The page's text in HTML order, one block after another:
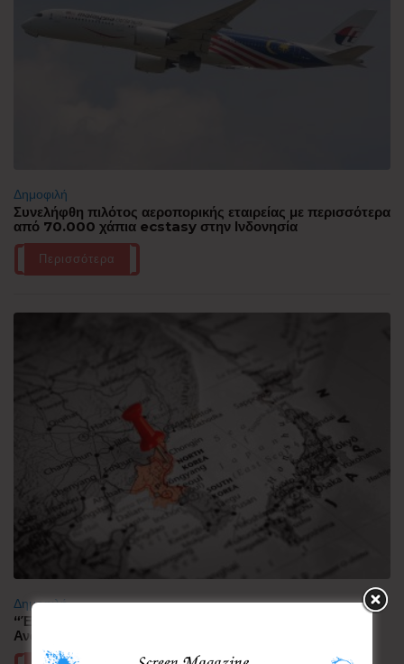
Δημοφιλή
Συνελήφθη πιλότος αεροπορικής εταιρείας με περισσότερα
από 70.000 χάπια ecstasy στην Ινδονησία
Περισσότερα
Δημοφιλή
“Έλιωσε” από τη ζέστη η Κορεατική Χερσόνησος –
Ανάσες δροσιάς αναζητούν οι πολίτες